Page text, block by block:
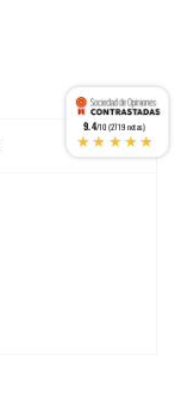
9.4/10 (2719 notas)
★★★★★